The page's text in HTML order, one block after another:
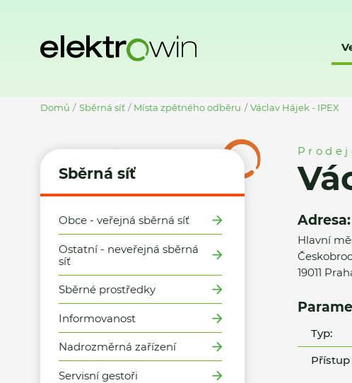
Domů Sběrná síť Místa zpětného odběru Václav Hájek - IPEX
Sběrná síť
Obce - veřejná sběrná síť
Ostatní - neveřejná sběrná
síť
Sběrné prostředky
Informovanost
Nadrozměrná zařízení
Servisní gestoři
Adresa:
Hlavní
19011
Typ: